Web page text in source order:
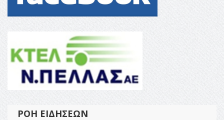
ΡΟΉ ΕΙΔΉΣΕΩΝ